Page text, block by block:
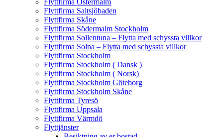
Flyttfirma Östermalm
Flyttfirma Saltsjöbaden
Flyttfirma Skåne
Flyttfirma Södermalm Stockholm
Flyttfirma Sollentuna – Flytta med schyssta villkor
Flyttfirma Solna – Flytta med schyssta villkor
Flyttfirma Stockholm
Flyttfirma Stockholm ( Dansk )
Flyttfirma Stockholm ( Norsk)
Flyttfirma Stockholm Göteborg
Flyttfirma Stockholm Skåne
Flyttfirma Tyresö
Flyttfirma Uppsala
Flyttfirma Värmdö
Flyttjänster